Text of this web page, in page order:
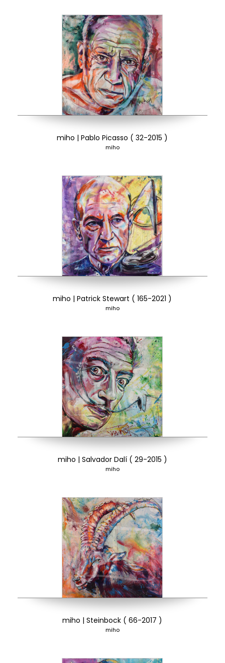
miho | Pablo Picasso ( 32-2015 )
miho
miho | Patrick Stewart ( 165-2021 )
miho
miho | Salvador Dalí ( 29-2015 )
miho
miho | Steinbock ( 66-2017 )
miho